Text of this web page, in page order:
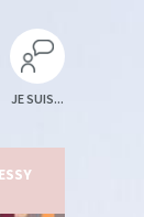
JE SUIS...